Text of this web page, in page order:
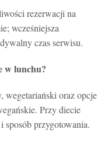
rezerwacji na
wcześniejsza
czas serwisu.
w lunchu?
wegetariański oraz opcje
Przy diecie
sposób przygotowania.